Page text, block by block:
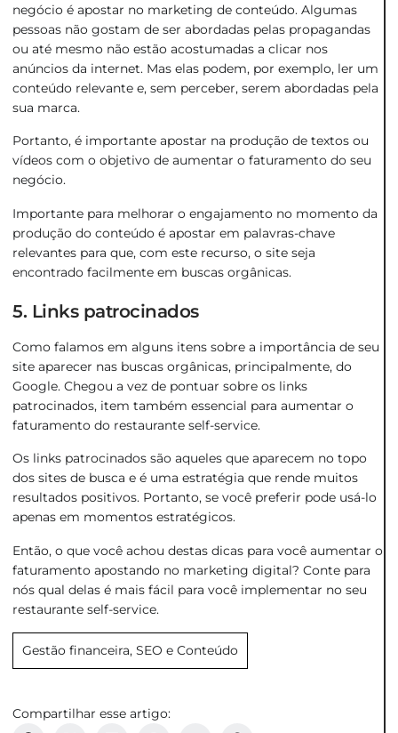
negócio é apostar no marketing de conteúdo. Algumas
pessoas não gostam de ser abordadas pelas propagandas
ou até mesmo não estão acostumadas a clicar nos
anúncios da internet. Mas elas podem, por exemplo, ler um
conteúdo relevante e, sem perceber, serem abordadas pela
sua marca.
Portanto, é importante apostar na produção de textos ou
vídeos com o objetivo de aumentar o faturamento do seu
negócio.
Importante para melhorar o engajamento no momento da
produção do conteúdo é apostar em palavras-chave
relevantes para que, com este recurso, o site seja
encontrado facilmente em buscas orgânicas.
5. Links patrocinados
Como falamos em alguns itens sobre a importância de seu
site aparecer nas buscas orgânicas, principalmente, do
Google. Chegou a vez de pontuar sobre os links
patrocinados, item também essencial para aumentar o
faturamento do restaurante self-service.
Os links patrocinados são aqueles que aparecem no topo
dos sites de busca e é uma estratégia que rende muitos
resultados positivos. Portanto, se você preferir pode usá-lo
apenas em momentos estratégicos.
Então, o que você achou destas dicas para você aumentar o
faturamento apostando no marketing digital? Conte para
nós qual delas é mais fácil para você implementar no seu
restaurante self-service.
Gestão financeira, SEO e Conteúdo
Compartilhar esse artigo: